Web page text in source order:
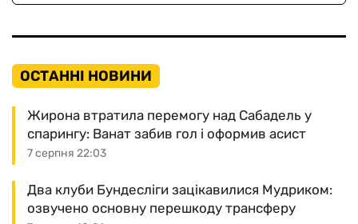
ОСТАННІ НОВИНИ
7 серпня 22:03
Жирона втратила перемогу над Сабадель у
спарингу: Ванат забив гол і оформив асист
Два клуби Бундесліги зацікавилися Мудриком:
озвучено основну перешкоду трансферу